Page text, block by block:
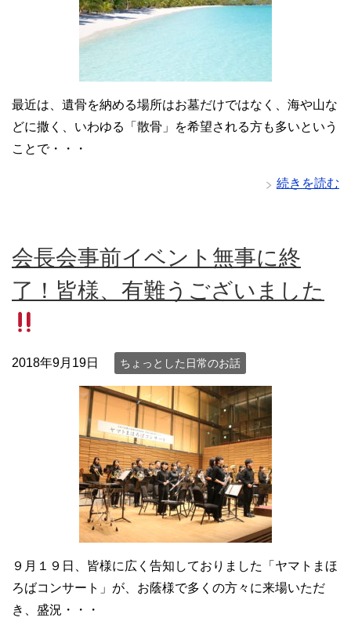
最近は、遺骨を納める場所はお墓だけではなく、海や山な
どに撒く、いわゆる「散骨」を希望される方も多いという
ことで・・・
続きを読む
会長会事前イベント無事に終
了！皆様、有難うございました
2018年9月19日 ちょっとした日常のお話
９月１９日、皆様に広く告知しておりました「ヤマトまほ
ろばコンサート」が、お蔭様で多くの方々に来場いただ
き、盛況・・・